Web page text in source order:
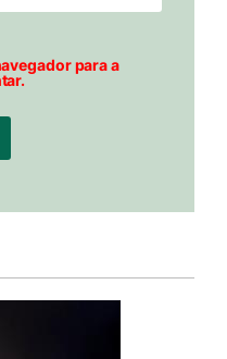
para a